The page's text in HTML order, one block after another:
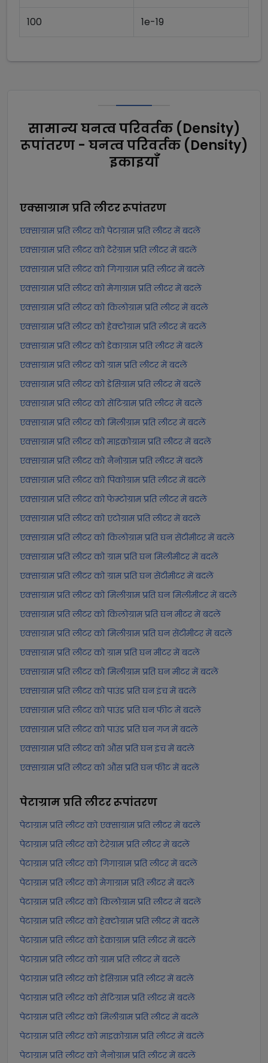
100 1e-19
सामान्य घनत्व परिवर्तक (Density)
रूपांतरण - घनत्व परिवर्तक (Density)
इकाइयाँ
एक्साग्राम प्रति लीटररूपांतरण
एक्साग्राम प्रति लीटर को पेटाग्राम प्रति लीटर में बदलें
एक्साग्राम प्रति लीटर को टेरेग्राम प्रति लीटर में बदलें
एक्साग्राम प्रति लीटर को गिगाग्राम प्रति लीटर में बदलें
एक्साग्राम प्रति लीटर को मेगाग्राम प्रति लीटर में बदलें
एक्साग्राम प्रति लीटर को किलोग्राम प्रति लीटर में बदलें
एक्साग्राम प्रति लीटर को हेक्टोग्राम प्रति लीटर में बदलें
एक्साग्राम प्रति लीटर को डेकाग्राम प्रति लीटर में बदलें
एक्साग्राम प्रति लीटर को ग्राम प्रति लीटर में बदलें
एक्साग्राम प्रति लीटर को डेसिग्राम प्रति लीटर में बदलें
एक्साग्राम प्रति लीटर को सेंटिग्राम प्रति लीटर में बदलें
एक्साग्राम प्रति लीटर को मिलीग्राम प्रति लीटर में बदलें
एक्साग्राम प्रति लीटर को माइक्रोग्राम प्रति लीटर में बदलें
एक्साग्राम प्रति लीटर को नैनोग्राम प्रति लीटर में बदलें
एक्साग्राम प्रति लीटर को पिकोग्राम प्रति लीटर में बदलें
एक्साग्राम प्रति लीटर को फेम्टोग्राम प्रति लीटर में बदलें
एक्साग्राम प्रति लीटर को एटोग्राम प्रति लीटर में बदलें
एक्साग्राम प्रति लीटर को किलोग्राम प्रति घन सेंटीमीटर में बदलें
एक्साग्राम प्रति लीटर को ग्राम प्रति घन मिलीमीटर में बदलें
एक्साग्राम प्रति लीटर को ग्राम प्रति घन सेंटीमीटर में बदलें
एक्साग्राम प्रति लीटर को मिलीग्राम प्रति घन मिलीमीटर में बदलें
एक्साग्राम प्रति लीटर को किलोग्राम प्रति घन मीटर में बदलें
एक्साग्राम प्रति लीटर को मिलीग्राम प्रति घन सेंटीमीटर में बदलें
एक्साग्राम प्रति लीटर को ग्राम प्रति घन मीटर में बदलें
एक्साग्राम प्रति लीटर को मिलीग्राम प्रति घन मीटर में बदलें
एक्साग्राम प्रति लीटर को पाउंड प्रति घन इंच में बदलें
एक्साग्राम प्रति लीटर को पाउंड प्रति घन फीट में बदलें
एक्साग्राम प्रति लीटर को पाउंड प्रति घन गज में बदलें
एक्साग्राम प्रति लीटर को औंस प्रति घन इंच में बदलें
एक्साग्राम प्रति लीटर को औंस प्रति घन फीट में बदलें
पेटाग्राम प्रति लीटररूपांतरण
पेटाग्राम प्रति लीटर को एक्साग्राम प्रति लीटर में बदलें
पेटाग्राम प्रति लीटर को टेरेग्राम प्रति लीटर में बदलें
पेटाग्राम प्रति लीटर को गिगाग्राम प्रति लीटर में बदलें
पेटाग्राम प्रति लीटर को मेगाग्राम प्रति लीटर में बदलें
पेटाग्राम प्रति लीटर को किलोग्राम प्रति लीटर में बदलें
पेटाग्राम प्रति लीटर को हेक्टोग्राम प्रति लीटर में बदलें
पेटाग्राम प्रति लीटर को डेकाग्राम प्रति लीटर में बदलें
पेटाग्राम प्रति लीटर को ग्राम प्रति लीटर में बदलें
पेटाग्राम प्रति लीटर को डेसिग्राम प्रति लीटर में बदलें
पेटाग्राम प्रति लीटर को सेंटिग्राम प्रति लीटर में बदलें
पेटाग्राम प्रति लीटर को मिलीग्राम प्रति लीटर में बदलें
पेटाग्राम प्रति लीटर को माइक्रोग्राम प्रति लीटर में बदलें
पेटाग्राम प्रति लीटर को नैनोग्राम प्रति लीटर में बदलें